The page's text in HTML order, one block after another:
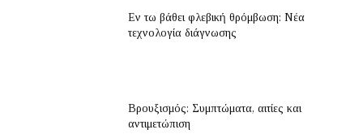
Εν τω βάθει φλεβική θρόμβωση: Νέα
τεχνολογία διάγνωσης
Βρουξισμός: Συμπτώματα, αιτίες και
αντιμετώπιση